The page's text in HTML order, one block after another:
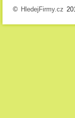
© HledejFirmy.cz